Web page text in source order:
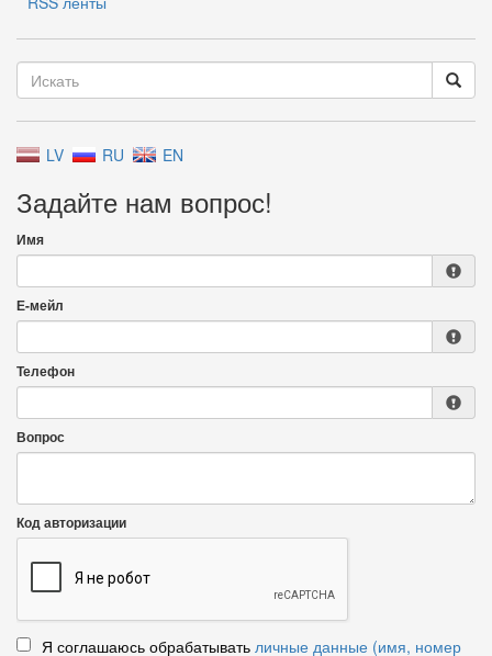
LV RU EN
Задайте нам вопрос!
Имя
Е-мейл
Телефон
Вопрос
Код авторизации
Я соглашаюсь обрабатывать личные данные (имя, номер